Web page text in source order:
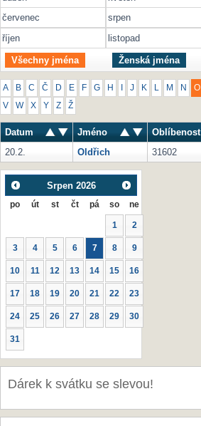
červenec
srpen
říjen
listopad
Všechny jména Ženská jména
A B C Č D E F G H J K M N O
V W X Y Z Ž
Datum Jméno Oblíbenost
20.2.
Oldřich 31602
Srpen 2026
po út st čt pá so ne
1 2
3 4 5 6 7 8 9
10 11 12 13 14 15 16
17 18 19 20 21 22 23
24 25 26 27 28 29 30
31
Dárek k svátku se slevou!